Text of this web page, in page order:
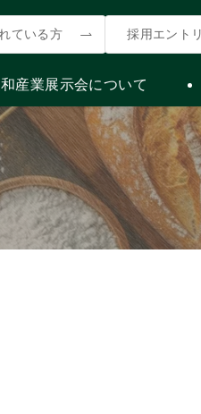
産業展示会について
ている方 採用エント